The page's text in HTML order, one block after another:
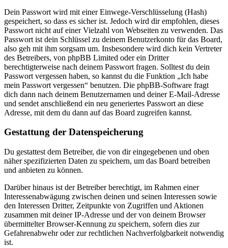
Dein Passwort wird mit einer Einwege-Verschlüsselung (Hash)
gespeichert, so dass es sicher ist. Jedoch wird dir empfohlen, dieses
Passwort nicht auf einer Vielzahl von Webseiten zu verwenden. Das
Passwort ist dein Schlüssel zu deinem Benutzerkonto für das Board,
also geh mit ihm sorgsam um. Insbesondere wird dich kein Vertreter
des Betreibers, von phpBB Limited oder ein Dritter
berechtigterweise nach deinem Passwort fragen. Solltest du dein
Passwort vergessen haben, so kannst du die Funktion „Ich habe
mein Passwort vergessen“ benutzen. Die phpBB-Software fragt
dich dann nach deinem Benutzernamen und deiner E-Mail-Adresse
und sendet anschließend ein neu generiertes Passwort an diese
Adresse, mit dem du dann auf das Board zugreifen kannst.
Gestattung der Datenspeicherung
Du gestattest dem Betreiber, die von dir eingegebenen und oben
näher spezifizierten Daten zu speichern, um das Board betreiben
und anbieten zu können.
Darüber hinaus ist der Betreiber berechtigt, im Rahmen einer
Interessenabwägung zwischen deinen und seinen Interessen sowie
den Interessen Dritter, Zeitpunkte von Zugriffen und Aktionen
zusammen mit deiner IP-Adresse und der von deinem Browser
übermittelter Browser-Kennung zu speichern, sofern dies zur
Gefahrenabwehr oder zur rechtlichen Nachverfolgbarkeit notwendig
ist.